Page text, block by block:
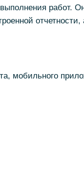
работ.
отчетности,
мобильного